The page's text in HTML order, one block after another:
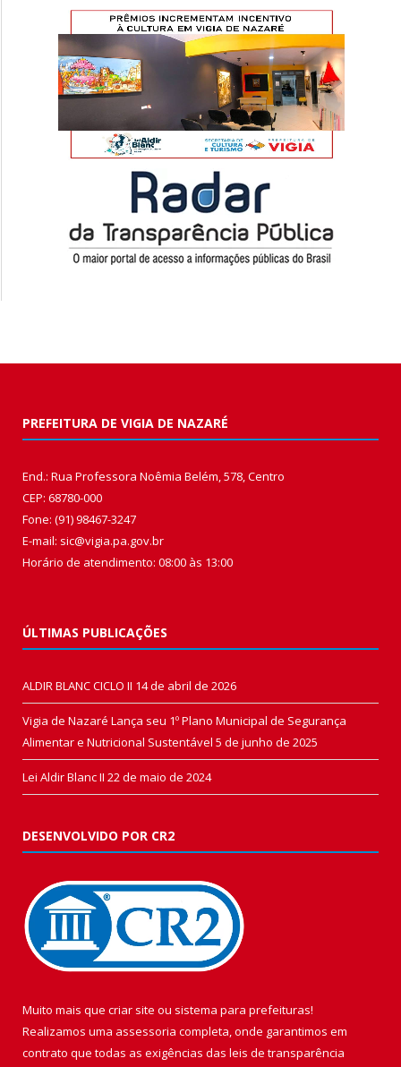
PREFEITURA DE VIGIA DE NAZARÉ
End.: Rua Professora Noêmia Belém, 578, Centro
CEP: 68780-000
Fone: (91) 98467-3247
E-mail: sic@vigia.pa.gov.br
Horário de atendimento: 08:00 às 13:00
ÚLTIMAS PUBLICAÇÕES
ALDIR BLANC CICLO II 14 de abril de 2026
Vigia de Nazaré Lança seu 1º Plano Municipal de Segurança
Alimentar e Nutricional Sustentável 5 de junho de 2025
Lei Aldir Blanc II 22 de maio de 2024
DESENVOLVIDO POR CR2
Muito mais que criar site ou sistema para prefeituras!
Realizamos uma assessoria completa, onde garantimos em
contrato que todas as exigências das leis de transparência